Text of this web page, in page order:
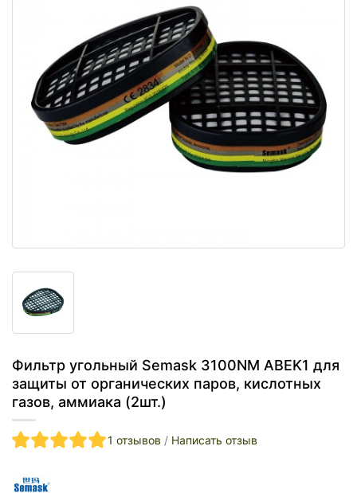
Фильтр угольный Semask 3100NM ABEK1 для
защиты от органических паров, кислотных
газов, аммиака (2шт.)
1 отзывов / Написать отзыв